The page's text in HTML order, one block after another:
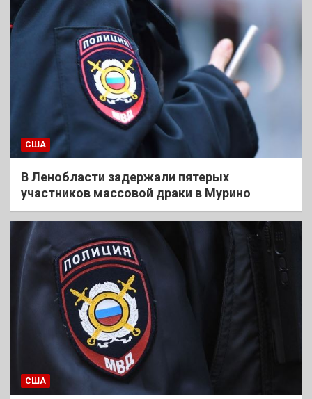
США
В Ленобласти задержали пятерых
участников массовой драки в Мурино
США